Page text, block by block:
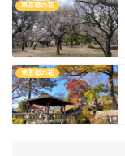
東京都の花
東京都の花